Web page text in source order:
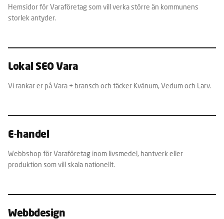
Hemsidor för Varaföretag som vill verka större än kommunens
storlek antyder.
Lokal SEO Vara
Vi rankar er på Vara + bransch och täcker Kvänum, Vedum och Larv.
E-handel
Webbshop för Varaföretag inom livsmedel, hantverk eller
produktion som vill skala nationellt.
Webbdesign